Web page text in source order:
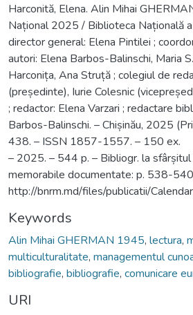
Harconită, Elena. Alin Mihai
Național 2025 / Biblioteca Națională
director general: Elena Pintilei ;
autori: Elena Barbos-Balinschi, Maria
Harconița, Ana Struță ; colegiul de
(președinte), Iurie Colesnic
; redactor: Elena Varzari ; redactare
Barbos-Balinschi. – Chișinău, 2025
438. – ISSN 1857-1557. – 150 ex.
– 2025. – 544 p. – Bibliogr. la
memorabile documentate: p. 538-
http://bnrm.md/files/publicatii/
Keywords
Alin Mihai GHERMAN 1945, lectura,
multiculturalitate, managementul
bibliografie, bibliografie, comunicare
URI